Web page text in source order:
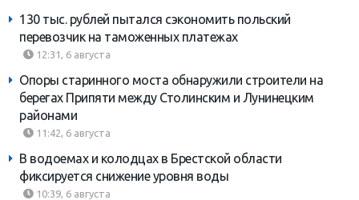
130 тыс. рублей пытался сэкономить польский
перевозчик на таможенных платежах
12:31, 6 августа
Опоры старинного моста обнаружили строители на
берегах Припяти между Столинским и Лунинецким
районами
11:42, 6 августа
В водоемах и колодцах в Брестской области
фиксируется снижение уровня воды
10:39, 6 августа